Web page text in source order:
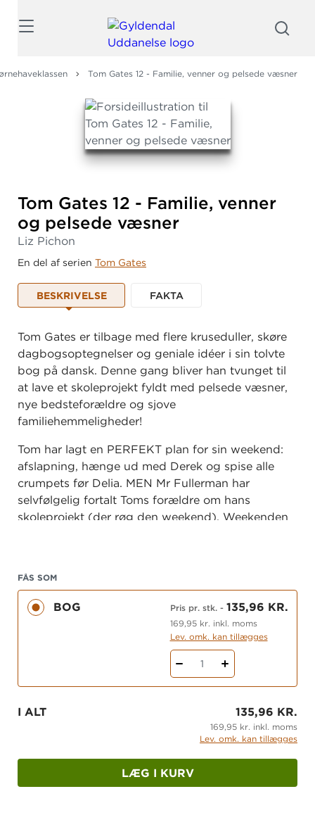
Tom Gates 12 - Familie, venner og pelsede væsner
Tom Gates 12 - Familie, venner
og pelsede væsner
Liz Pichon
En del af serien Tom Gates
BESKRIVELSE FAKTA
Tom Gates er tilbage med flere kruseduller, skøre
dagbogsoptegnelser og geniale idéer i sin tolvte
bog på dansk. Denne gang bliver han tvunget til
at lave et skoleprojekt fyldt med pelsede væsner,
nye bedsteforældre og sjove
familiehemmeligheder!
Tom har lagt en PERFEKT plan for sin weekend:
afslapning, hænge ud med Derek og spise alle
crumpets før Delia. MEN Mr Fullerman har
selvfølgelig fortalt Toms forældre om hans
skoleprojekt (der røg den weekend). Weekenden
bedsteforældre egentlig er henne?
FÅS SOM
BOG Pris pr. stk.- 135,96 KR.
169,95 kr. inkl. moms
Lev. omk. kan tillægges
1
I ALT 135,96 KR.
169,95 kr. inkl. moms
Lev. omk. kan tillægges
LÆG I KURV